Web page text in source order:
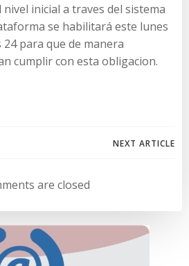
inicial a traves del sistema
se habilitará este lunes
para que de manera
cumplir con esta obligacion.
Navegación
de
entradas
NEXT ARTICLE
are closed